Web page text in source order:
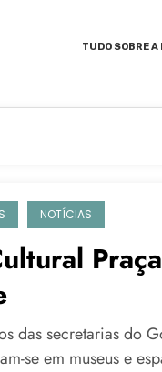
TUDO SOBRE
NOTÍCIAS
das secretarias do
se em museus e